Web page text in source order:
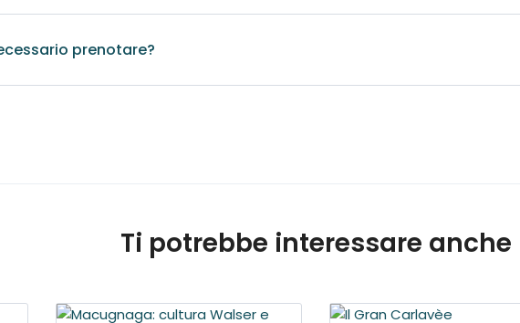
può fare tutto l'anno
prenotare?
almeno una settimana prima della data fissata. E' comunque preferibile
di professionisti e servizi
Ti potrebbe interessare anche